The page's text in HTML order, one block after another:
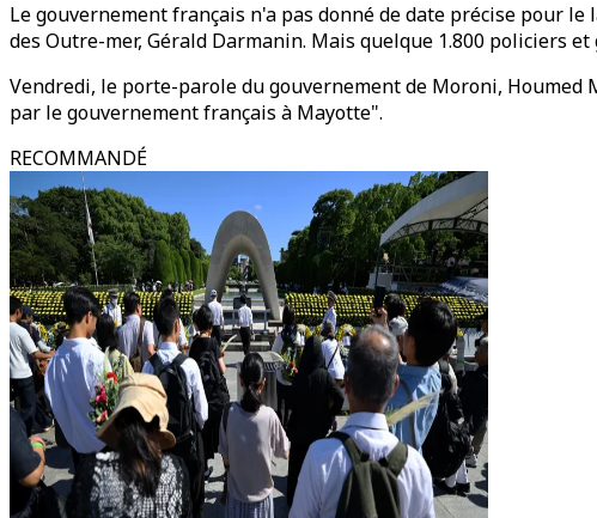
Le gouvernement français n'a pas donné de date précise pour
des Outre-mer, Gérald Darmanin. Mais quelque 1.800 policiers
Vendredi, le porte-parole du gouvernement de Moroni, Houmed
par le gouvernement français à Mayotte".
RECOMMANDÉ